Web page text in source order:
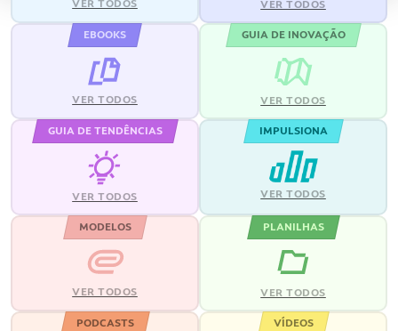
VER TODOS VER TODOS
EBOOKS
VER TODOS
GUIA DE INOVAÇÃO
VER TODOS
GUIA DE TENDÊNCIAS
VER TODOS
IMPULSIONA
VER TODOS
MODELOS
VER TODOS
PLANILHAS
VER TODOS
PODCASTS VÍDEOS